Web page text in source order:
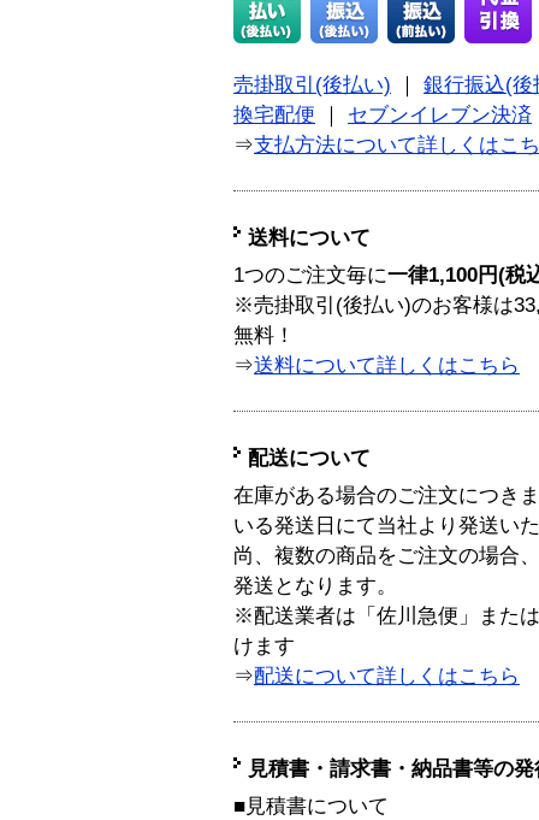
売掛取引(後払い)
銀行振込(後
換宅配便
セブンイレブン決済
⇒支払方法について詳しくはこ
送料について
1つのご注文毎に一律1,100円(税
※売掛取引(後払い)のお客様は
無料！
⇒送料について詳しくはこちら
配送について
在庫がある場合のご注文につき
いる発送日にて当社より発送い
尚、複数の商品をご注文の場合
発送となります。
※配送業者は「佐川急便」また
けます
⇒配送について詳しくはこちら
見積書・請求書・納品書等の
■見積書について